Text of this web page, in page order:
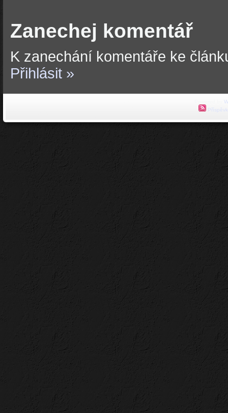
Zanechej komentář
K zanechání komentáře ke
Přihlásit »